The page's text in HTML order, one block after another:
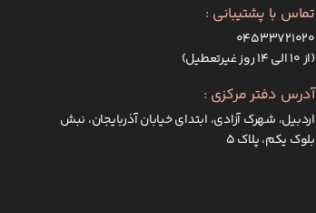
تماس با پشتیبانی :
۰۴۵۳۳۷۲۱۰۲۰
(از ۱۰ الی ۱۴ روز غیرتعطیل)
آدرس دفتر مرکزی :
اردبیل، شهرک آزادی، ابتدای خیابان آذربایجان، نبش
بلوک یکم، پلاک 5